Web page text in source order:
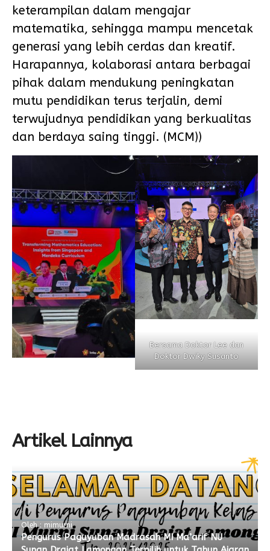
keterampilan dalam mengajar
matematika, sehingga mampu mencetak
generasi yang lebih cerdas dan kreatif.
Harapannya, kolaborasi antara berbagai
pihak dalam mendukung peningkatan
mutu pendidikan terus terjalin, demi
terwujudnya pendidikan yang berkualitas
dan berdaya saing tinggi. (MCM))
Bersama Doktor Lee dan
Doktor Dwiky Susanto
Artikel Lainnya
Oleh : mimurni
Pengurus Paguyuban Madrasah MI Ma’arif NU